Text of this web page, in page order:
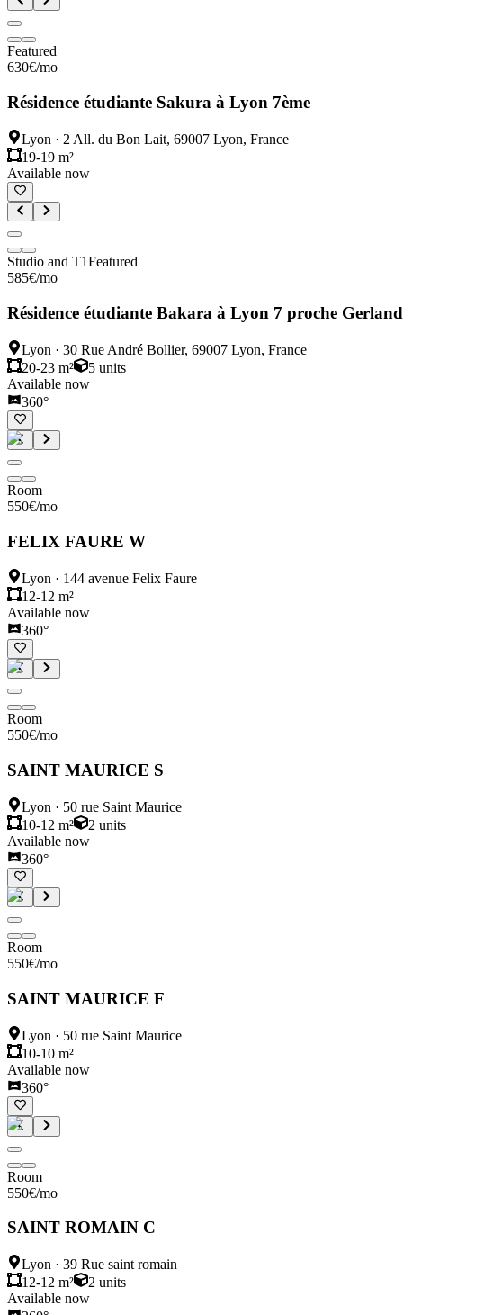
Featured
630€/mo
Résidence étudiante Sakura à Lyon 7ème
Lyon · 2 All. du Bon Lait, 69007 Lyon, France
19-19 m²
Available now
Studio and T1Featured
585€/mo
Résidence étudiante Bakara à Lyon 7 proche Gerland
Lyon · 30 Rue André Bollier, 69007 Lyon, France
20-23 m²
5 units
Available now
360°
Room
550€/mo
FELIX FAURE W
Lyon · 144 avenue Felix Faure
12-12 m²
Available now
360°
Room
550€/mo
SAINT MAURICE S
Lyon · 50 rue Saint Maurice
10-12 m²
2 units
Available now
360°
Room
550€/mo
SAINT MAURICE F
Lyon · 50 rue Saint Maurice
10-10 m²
Available now
360°
Room
550€/mo
SAINT ROMAIN C
Lyon · 39 Rue saint romain
12-12 m²
2 units
Available now